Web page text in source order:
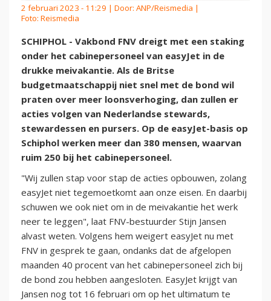
2 februari 2023 - 11:29 | Door: ANP/Reismedia |
Foto: Reismedia
SCHIPHOL - Vakbond FNV dreigt met een staking
onder het cabinepersoneel van easyJet in de
drukke meivakantie. Als de Britse
budgetmaatschappij niet snel met de bond wil
praten over meer loonsverhoging, dan zullen er
acties volgen van Nederlandse stewards,
stewardessen en pursers. Op de easyJet-basis op
Schiphol werken meer dan 380 mensen, waarvan
ruim 250 bij het cabinepersoneel.
"Wij zullen stap voor stap de acties opbouwen, zolang
easyJet niet tegemoetkomt aan onze eisen. En daarbij
schuwen we ook niet om in de meivakantie het werk
neer te leggen", laat FNV-bestuurder Stijn Jansen
alvast weten. Volgens hem weigert easyJet nu met
FNV in gesprek te gaan, ondanks dat de afgelopen
maanden 40 procent van het cabinepersoneel zich bij
de bond zou hebben aangesloten. EasyJet krijgt van
Jansen nog tot 16 februari om op het ultimatum te